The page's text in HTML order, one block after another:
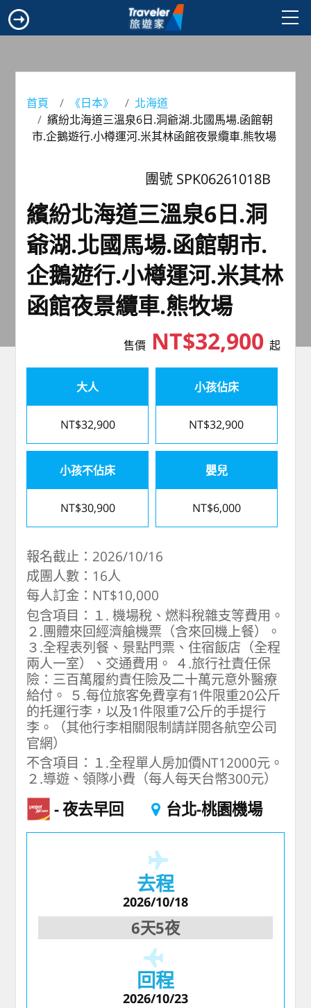
首頁 《日本》
北海道
繽紛北海道三溫泉6日.洞爺湖.北國馬場.函館朝
市.企鵝遊行.小樽運河.米其林函館夜景纜車.熊牧場
團號 SPK06261018B
繽紛北海道三溫泉6日.洞
爺湖.北國馬場.函館朝市.
企鵝遊行.小樽運河.米其林
函館夜景纜車.熊牧場
售價NT$32,900 起
大人
NT$32,900
小孩佔床
NT$32,900
小孩不佔床
NT$30,900
嬰兒
NT$6,000
報名截止：2026/10/16
成團人數：16人
每人訂金：NT$10,000
包含項目：１. 機場稅、燃料稅雜支等費用。
２.團體來回經濟艙機票（含來回機上餐）。
３.全程表列餐、景點門票、住宿飯店（全程
兩人一室）、交通費用。 ４.旅行社責任保
險：三百萬履約責任險及二十萬元意外醫療
給付。 ５.每位旅客免費享有1件限重20公斤
的托運行李，以及1件限重7公斤的手提行
李。（其他行李相關限制請詳閱各航空公司
官網）
不含項目：１.全程單人房加價NT12000元。
２.導遊、領隊小費（每人每天台幣300元）
夜去早回 台北-桃園機場
去程
2026/10/18
6天5夜
回程
2026/10/23